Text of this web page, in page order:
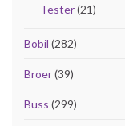
Tester(21)
Bobil (282)
Broer(39)
Buss (299)